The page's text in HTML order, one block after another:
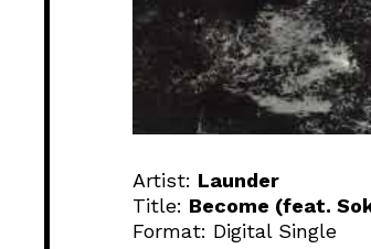
Artist: Launder
Title: Become (feat.
Format: Digital Single